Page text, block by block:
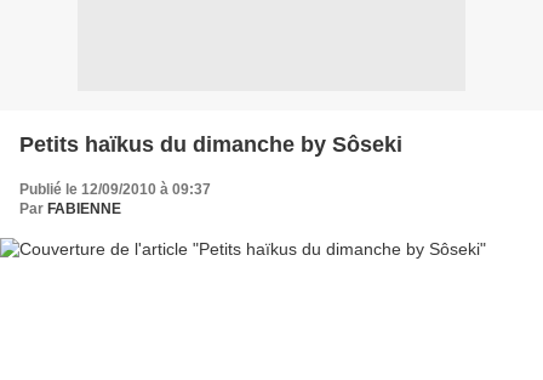
Petits haïkus du dimanche by Sôseki
Publié le 12/09/2010 à 09:37
Par FABIENNE